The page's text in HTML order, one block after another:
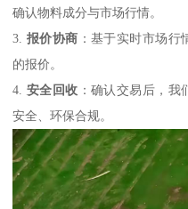
确认物料成分与市场行情。
3. 报价协商 ：基于实时市场
的报价。
4. 安全回收 ：确认交易后，
安全、环保合规。